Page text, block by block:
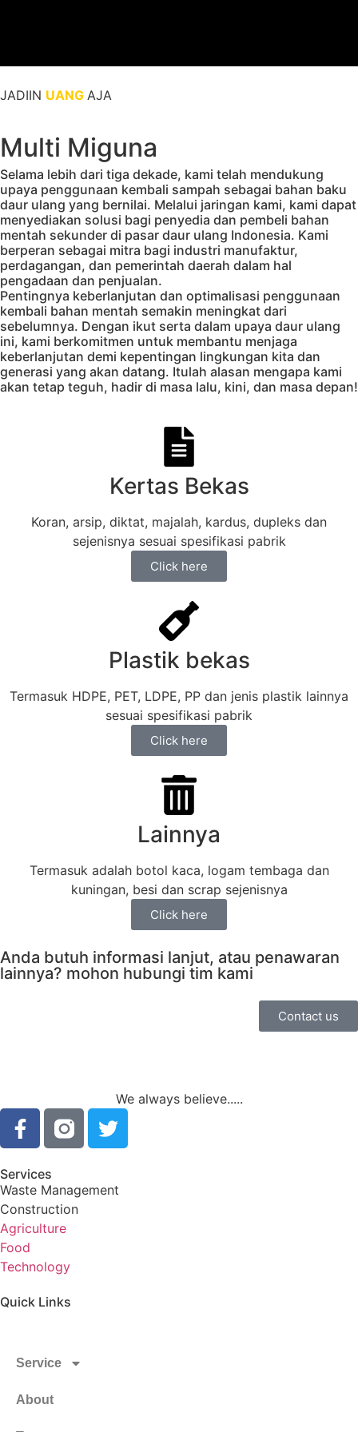
JADIIN UANG AJA
Multi Miguna
Selama lebih dari tiga dekade, kami telah mendukung
upaya penggunaan kembali sampah sebagai bahan baku
daur ulang yang bernilai. Melalui jaringan kami, kami dapat
menyediakan solusi bagi penyedia dan pembeli bahan
mentah sekunder di pasar daur ulang Indonesia. Kami
berperan sebagai mitra bagi industri manufaktur,
perdagangan, dan pemerintah daerah dalam hal
pengadaan dan penjualan.
Pentingnya keberlanjutan dan optimalisasi penggunaan
kembali bahan mentah semakin meningkat dari
sebelumnya. Dengan ikut serta dalam upaya daur ulang
ini, kami berkomitmen untuk membantu menjaga
keberlanjutan demi kepentingan lingkungan kita dan
generasi yang akan datang. Itulah alasan mengapa kami
akan tetap teguh, hadir di masa lalu, kini, dan masa depan!
Kertas Bekas
Koran, arsip, diktat, majalah, kardus, dupleks dan
sejenisnya sesuai spesifikasi pabrik
Click here
Plastik bekas
Termasuk HDPE, PET, LDPE, PP dan jenis plastik lainnya
sesuai spesifikasi pabrik
Click here
Lainnya
Termasuk adalah botol kaca, logam tembaga dan
kuningan, besi dan scrap sejenisnya
Click here
Anda butuh informasi lanjut, atau penawaran
lainnya? mohon hubungi tim kami
Contact us
We always believe.....
Services
Waste Management
Construction
Agriculture
Food
Technology
Quick Links
Service
About